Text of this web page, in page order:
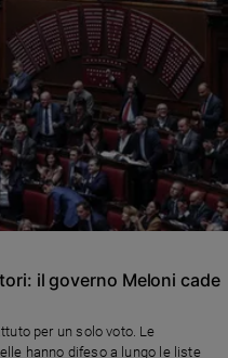
il governo Meloni cade
per un solo voto. Le
hanno difeso a lungo le liste